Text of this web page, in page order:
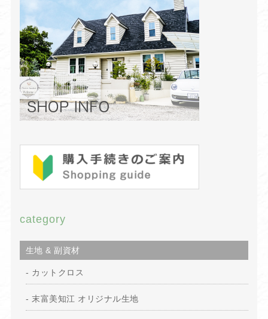
category
生地 & 副資材
カットクロス
末富美知江 オリジナル生地